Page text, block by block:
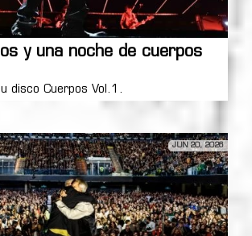
y una noche de cuerpos
disco Cuerpos Vol.1.
JUN 20, 2026